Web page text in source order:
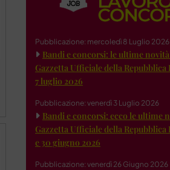
Pubblicazione: mercoledì 8 Luglio 2026
Bandi e concorsi: le ultime
Gazzetta Ufficiale della Repubblica
7 luglio 2026
Pubblicazione: venerdì 3 Luglio 2026
Bandi e concorsi: ecco le ultime
Gazzetta Ufficiale della Repubblica
e 30 giugno 2026
Pubblicazione: venerdì 26 Giugno 2026